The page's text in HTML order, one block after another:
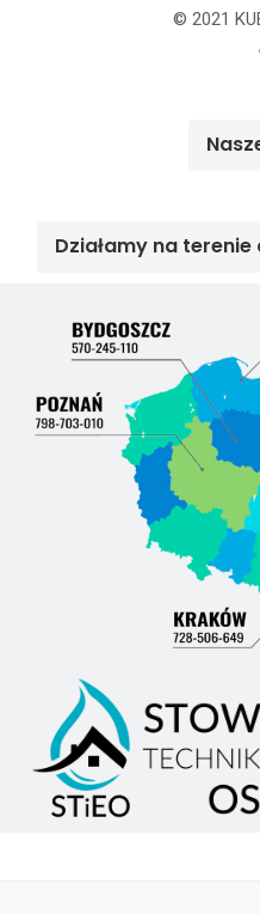
© 2021
Działamy na